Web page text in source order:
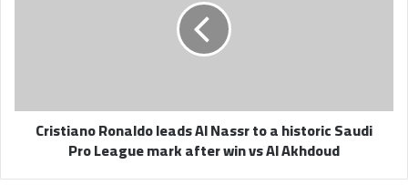
Saudi
Cristiano Ronaldo leads Al Nassr to a historic Saudi
Pro League mark after win vs Al Akhdoud